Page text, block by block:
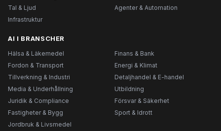
Tal & Ljud
Agenter & Automation
Infrastruktur
AI I BRANSCHER
Hälsa & Läkemedel
Finans & Bank
Fordon & Transport
Energi & Klimat
Tillverkning & Industri
Detaljhandel & E-handel
Media & Underhållning
Utbildning
Juridik & Compliance
Försvar & Säkerhet
Fastigheter & Bygg
Sport & Idrott
Jordbruk & Livsmedel